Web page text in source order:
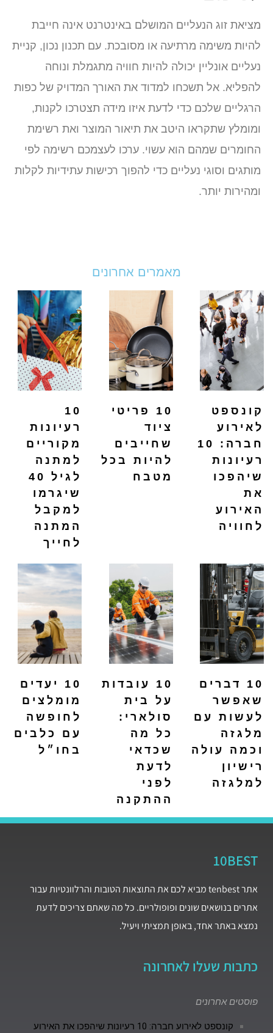
מציאת זוג הנעליים המושלם באינטרנט אינה חייבת
להיות משימה מרתיעה או מסובכת. עם תכנון נכון, קניית
נעליים אונליין יכולה להיות חוויה מתגמלת ונוחה
להפליא. אל תשכחו למדוד את האורך המדויק של כפות
הרגליים שלכם כדי לדעת איזו מידה תצטרכו לקנות,
ומומלץ שתקראו היטב את תיאור המוצר ואת רשימת
החומרים שמהם הוא עשוי. ערכו לעצמכם רשימה לפי
מותגים וסוגי נעליים כדי להפוך רכישות עתידיות לקלות
ומהירות יותר.
מאמרים אחרונים
קונספט
לאירוע
חברה: 10
רעיונות
שיהפכו
את
האירוע
לחוויה
10 פריטי
ציוד
שחייבים
להיות בכל
מטבח
10
רעיונות
מקוריים
למתנה
לגיל 40
שיגרמו
למקבל
המתנה
לחייך
10 דברים
שאפשר
לעשות עם
מלגזה
וכמה עולה
רישיון
למלגזה
10 עובדות
על בית
סולארי:
כל מה
שכדאי
לדעת
לפני
ההתקנה
10 יעדים
מומלצים
לחופשה
עם כלבים
בחו״ל
10BEST
אתר tenbest מביא לכם את התוצאות הטובות והרלוונטיות עבור
אתרים בנושאים שונים ופופולריים. כל מה שאתם צריכים לדעת
נמצא באתר אחד, באופן תמציתי ויעיל.
כתבות שעלו לאחרונה
פוסטים אחרונים
קונספט לאירוע חברה: 10 רעיונות שיהפכו את האירוע